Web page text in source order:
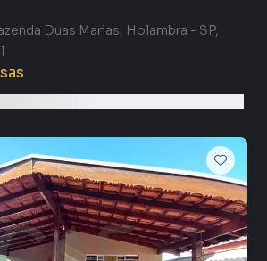
Duas Marias, Holambra - SP,